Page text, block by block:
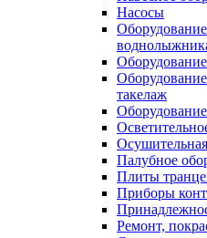
Насосы
такелаж
Палубное
Плиты
Приборы
Ремонт,